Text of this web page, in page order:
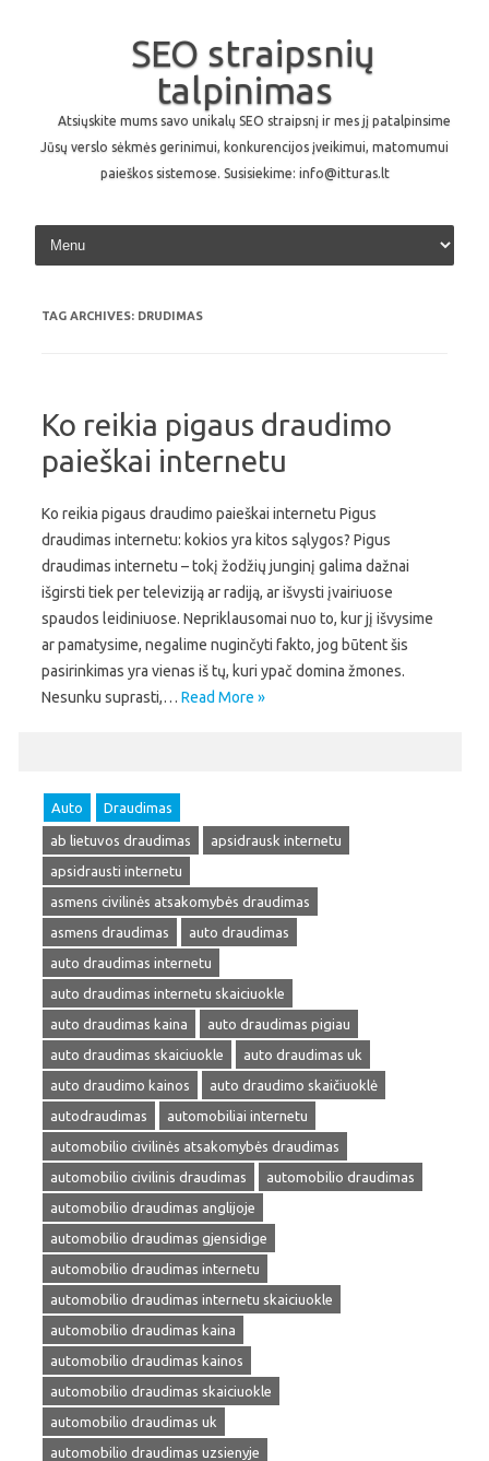
SEO straipsnių
talpinimas
Atsiųskite mums savo unikalų SEO straipsnį ir mes jį patalpinsime
Jūsų verslo sėkmės gerinimui, konkurencijos įveikimui, matomumui
paieškos sistemose. Susisiekime: info@itturas.lt
Skip to content
TAG ARCHIVES: DRUDIMAS
Ko reikia pigaus draudimo
paieškai internetu
Ko reikia pigaus draudimo paieškai internetu Pigus
draudimas internetu: kokios yra kitos sąlygos? Pigus
draudimas internetu – tokį žodžių junginį galima dažnai
išgirsti tiek per televiziją ar radiją, ar išvysti įvairiuose
spaudos leidiniuose. Nepriklausomai nuo to, kur jį išvysime
ar pamatysime, negalime nuginčyti fakto, jog būtent šis
pasirinkimas yra vienas iš tų, kuri ypač domina žmones.
Nesunku suprasti,… Read More »
Auto Draudimas
ab lietuvos draudimas
apsidrausk internetu
apsidrausti internetu
asmens civilinės atsakomybės draudimas
asmens draudimas
auto draudimas
auto draudimas internetu
auto draudimas internetu skaiciuokle
auto draudimas kaina
auto draudimas pigiau
auto draudimas skaiciuokle
auto draudimas uk
auto draudimo kainos
auto draudimo skaičiuoklė
autodraudimas
automobiliai internetu
automobilio civilinės atsakomybės draudimas
automobilio civilinis draudimas
automobilio draudimas
automobilio draudimas anglijoje
automobilio draudimas gjensidige
automobilio draudimas internetu
automobilio draudimas internetu skaiciuokle
automobilio draudimas kaina
automobilio draudimas kainos
automobilio draudimas skaiciuokle
automobilio draudimas uk
automobilio draudimas uzsienyje